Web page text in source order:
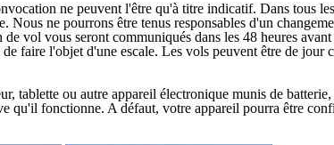
ne peuvent l'être qu'à titre indicatif. Dans tous
ne pourrons être tenus responsables d'un
vol vous seront communiqués dans les 48 heures
faire l'objet d'une escale. Les vols peuvent être de jour
tablette ou autre appareil électronique munis de
qu'il fonctionne. A défaut, votre appareil pourra être